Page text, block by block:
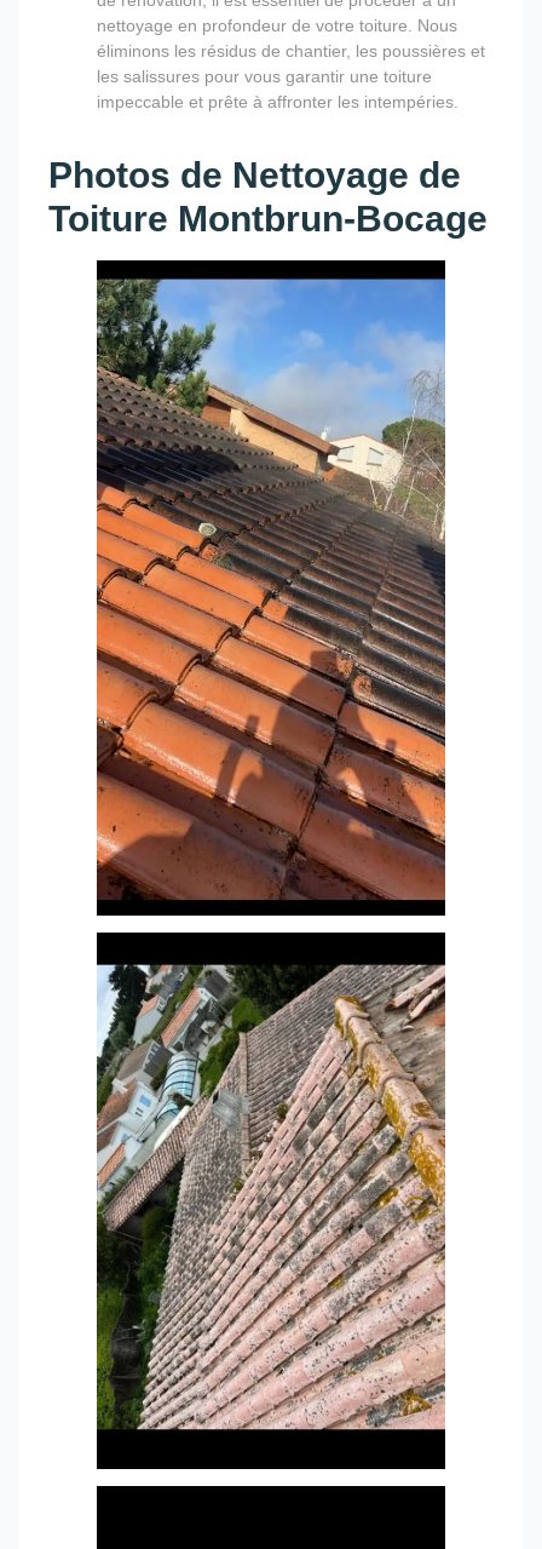
nettoyage en profondeur de votre toiture. Nous
éliminons les résidus de chantier, les poussières et
les salissures pour vous garantir une toiture
impeccable et prête à affronter les intempéries.
Photos de Nettoyage de
Toiture Montbrun-Bocage